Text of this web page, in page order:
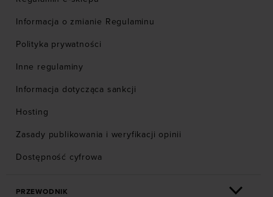
Informacja o zmianie Regulaminu
Polityka prywatności
Inne regulaminy
Informacja dotycząca sankcji
Hosting
Zasady publikowania i weryfikacji opinii
Dostępność cyfrowa
PRZEWODNIK